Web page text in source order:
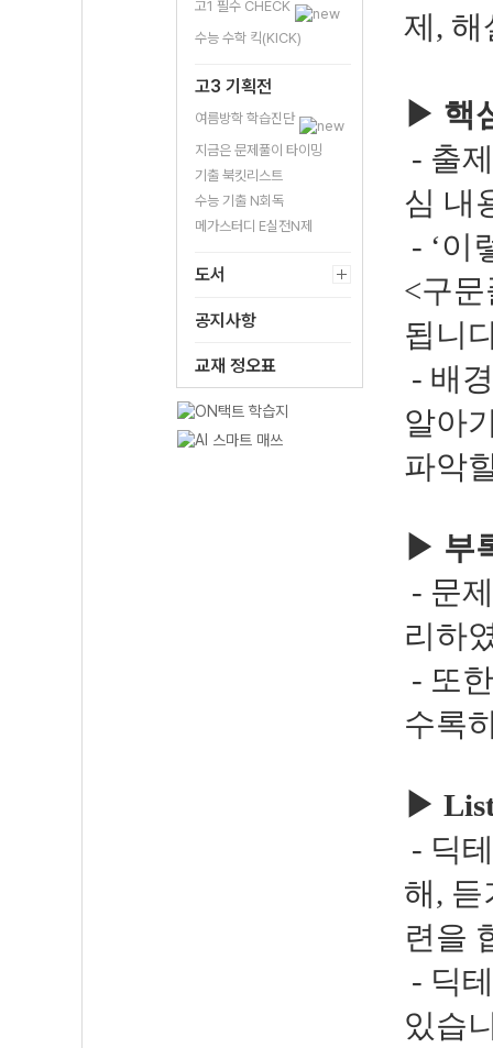
고1 필수 CHECK
수능 수학 킥(KICK)
고3 기획전
여름방학 학습진단
지금은 문제풀이 타이밍
기출 북킷리스트
수능 기출 N회독
메가스터디 E실전N제
도서
공지사항
교재 정오표
제, 해
▶ 핵
- 출
심 내
- ‘이
<구
됩니
- 배
알아
파악
▶ 부
- 문
리하
- 또
수록
▶
- 딕
해, 듣
련을
- 딕
있습